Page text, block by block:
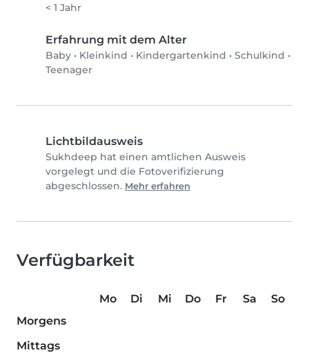
< 1 Jahr
Erfahrung mit dem Alter
Baby • Kleinkind • Kindergartenkind • Schulkind •
Teenager
Lichtbildausweis
Sukhdeep hat einen amtlichen Ausweis
vorgelegt und die Fotoverifizierung
abgeschlossen. Mehr erfahren
Verfügbarkeit
Mo Di Mi Do Fr Sa
So
Morgens
Mittags